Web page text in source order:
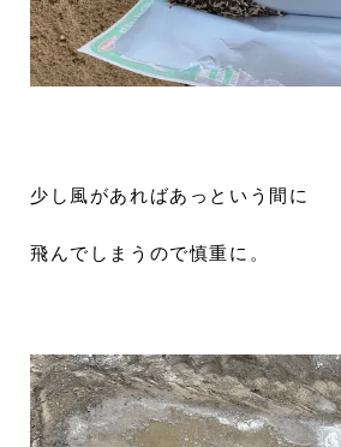
少し風があればあっという間に
飛んでしまうので慎重に。